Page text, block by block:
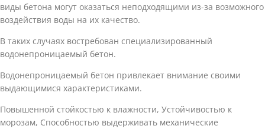
виды бетона могут оказаться неподходящими из-за возможного
воздействия воды на их качество.
В таких случаях востребован специализированный
водонепроницаемый бетон.
Водонепроницаемый бетон привлекает внимание своими
выдающимися характеристиками.
Повышенной стойкостью к влажности, Устойчивостью к
морозам, Способностью выдерживать механические